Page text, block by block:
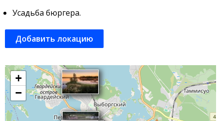
Усадьба бюргера.
Добавить локацию
+
−